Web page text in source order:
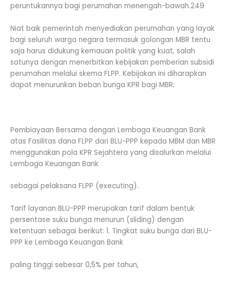
peruntukannya bagi perumahan menengah-bawah.249
Niat baik pemerintah menyediakan perumahan yang layak
bagi seluruh warga negara termasuk golongan MBR tentu
saja harus didukung kemauan politik yang kuat, salah
satunya dengan menerbitkan kebijakan pemberian subsidi
perumahan melalui skema FLPP. Kebijakan ini diharapkan
dapat menurunkan beban bunga KPR bagi MBR.
Pembiayaan Bersama dengan Lembaga Keuangan Bank
atas Fasilitas dana FLPP dari BLU-PPP kepada MBM dan MBR
menggunakan pola KPR Sejahtera yang disalurkan melalui
Lembaga Keuangan Bank
sebagai pelaksana FLPP (executing).
Tarif layanan BLU-PPP merupakan tarif dalam bentuk
persentase suku bunga menurun (sliding) dengan
ketentuan sebagai berikut: 1. Tingkat suku bunga dari BLU-
PPP ke Lembaga Keuangan Bank
paling tinggi sebesar 0,5% per tahun,